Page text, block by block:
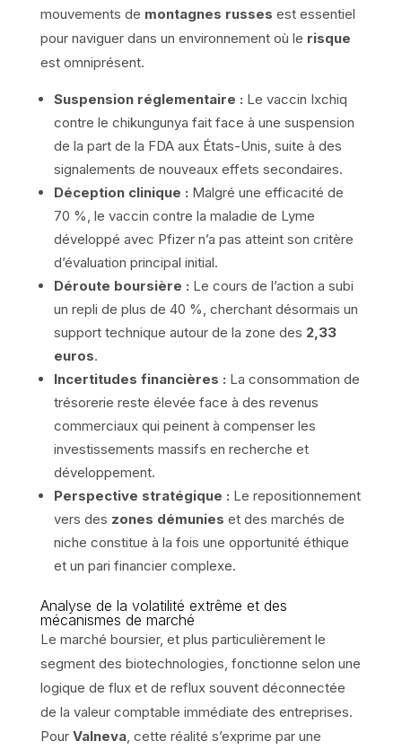
mouvements de montagnes russes est essentiel
pour naviguer dans un environnement où le risque
est omniprésent.
Suspension réglementaire : Le vaccin Ixchiq
contre le chikungunya fait face à une suspension
de la part de la FDA aux États-Unis, suite à des
signalements de nouveaux effets secondaires.
Déception clinique : Malgré une efficacité de
70 %, le vaccin contre la maladie de Lyme
développé avec Pfizer n’a pas atteint son critère
d’évaluation principal initial.
Déroute boursière : Le cours de l’action a subi
un repli de plus de 40 %, cherchant désormais un
support technique autour de la zone des 2,33
euros.
Incertitudes financières : La consommation de
trésorerie reste élevée face à des revenus
commerciaux qui peinent à compenser les
investissements massifs en recherche et
développement.
Perspective stratégique : Le repositionnement
vers des zones démunies et des marchés de
niche constitue à la fois une opportunité éthique
et un pari financier complexe.
Analyse de la volatilité extrême et des
mécanismes de marché
Le marché boursier, et plus particulièrement le
segment des biotechnologies, fonctionne selon une
logique de flux et de reflux souvent déconnectée
de la valeur comptable immédiate des entreprises.
Pour Valneva, cette réalité s’exprime par une